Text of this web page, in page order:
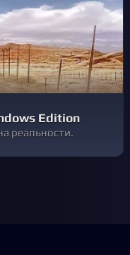
Edition
реальности.